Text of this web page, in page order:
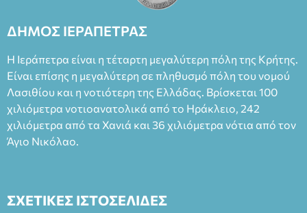
ΔΗΜΟΣ ΙΕΡΑΠΕΤΡΑΣ
Η Ιεράπετρα είναι η τέταρτη μεγαλύτερη πόλη της Κρήτης.
Είναι επίσης η μεγαλύτερη σε πληθυσμό πόλη του νομού
Λασιθίου και η νοτιότερη της Ελλάδας. Βρίσκεται 100
χιλιόμετρα νοτιοανατολικά από το Ηράκλειο, 242
χιλιόμετρα από τα Χανιά και 36 χιλιόμετρα νότια από τον
Άγιο Νικόλαο.
ΣΧΕΤΙΚΕΣ ΙΣΤΟΣΕΛΙΔΕΣ